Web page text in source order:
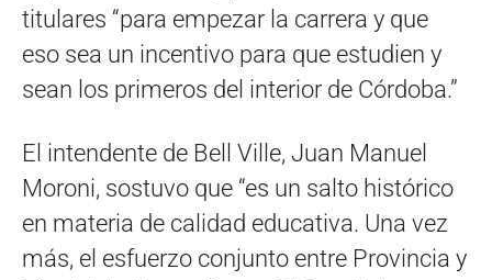
titulares “para empezar la carrera y que
eso sea un incentivo para que estudien y
sean los primeros del interior de Córdoba.”
El intendente de Bell Ville, Juan Manuel
Moroni, sostuvo que “es un salto histórico
en materia de calidad educativa. Una vez
más, el esfuerzo conjunto entre Provincia y